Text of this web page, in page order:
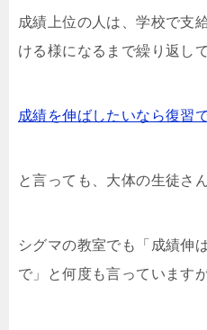
成績上位の人は、学校で支
ける様になるまで繰り返し
成績を伸ばしたいなら復習
と言っても、大体の生徒さ
シグマの教室でも「成績伸
で」と何度も言っています